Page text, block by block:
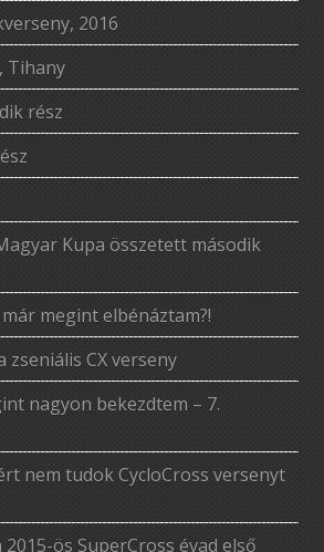
2016
Tihany
rész
Kupa összetett második
megint elbénáztam?!
zseniális CX verseny
nagyon bekezdtem – 7.
nem tudok CycloCross versenyt
ös SuperCross évad első